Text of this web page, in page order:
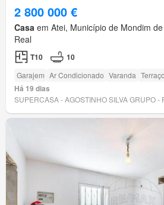
2 800 000 €
Casa em Atei, Município de Mondim
Real
T10 10
Garajem Ar Condicionado Varanda Terraço
Há 19 dias
SUPERCASA - AGOSTINHO SILVA GRUPO -